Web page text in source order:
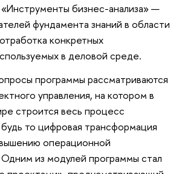
бизнес-анализа» —
фундамента знаний в области
конкретных
в деловой среде.
программы рассматриваются
управления, на котором в
строится весь процесс
то цифровая трансформация
операционной
из модулей программы стал